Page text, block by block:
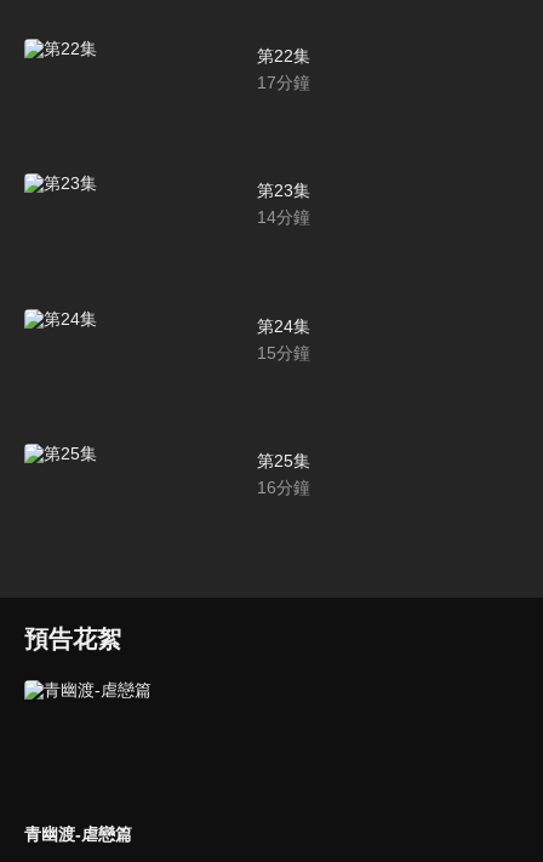
第22集
17分鐘
第23集
14分鐘
第24集
15分鐘
第25集
16分鐘
預告花絮
青幽渡-虐戀篇